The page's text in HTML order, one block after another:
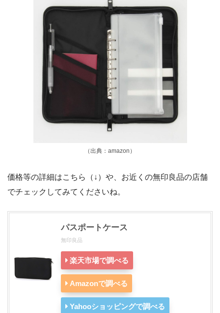
（出典：amazon）
価格等の詳細はこちら（↓）や、お近くの無印良品の店舗
でチェックしてみてくださいね。
パスポートケース
無印良品
楽天市場で調べる
Amazonで調べる
Yahooショッピングで調べる